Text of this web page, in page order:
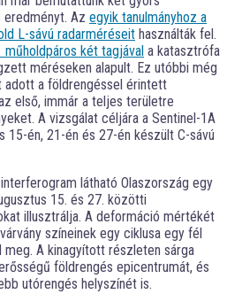
Az egyik tanulmányhoz a
L-sávú radarméréseit használták fel.
két tagjával a katasztrófa
méréseken alapult. Ez utóbbi még
a földrengéssel érintett
első, immár a teljes területre
A vizsgálat céljára a Sentinel-1A
15-én, 21-én és 27-én készült C-sávú
látható Olaszország egy
15. és 27. közötti
illusztrálja. A deformáció mértékét
színeinek egy ciklusa egy fél
meg. A kinagyított részleten sárga
földrengés epicentrumát, és
utórengés helyszínét is.